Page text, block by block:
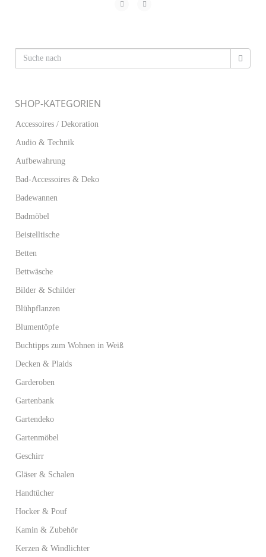
SHOP-KATEGORIEN
Accessoires / Dekoration
Audio & Technik
Aufbewahrung
Bad-Accessoires & Deko
Badewannen
Badmöbel
Beistelltische
Betten
Bettwäsche
Bilder & Schilder
Blühpflanzen
Blumentöpfe
Buchtipps zum Wohnen in Weiß
Decken & Plaids
Garderoben
Gartenbank
Gartendeko
Gartenmöbel
Geschirr
Gläser & Schalen
Handtücher
Hocker & Pouf
Kamin & Zubehör
Kerzen & Windlichter